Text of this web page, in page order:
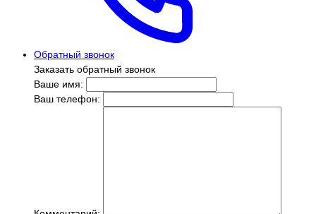
Обратный звонок
Заказать обратный звонок
Ваше имя:
Ваш телефон: